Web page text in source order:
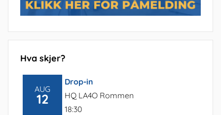
Hva skjer?
AUG
12
Drop-in
HQ LA4O Rommen
18:30